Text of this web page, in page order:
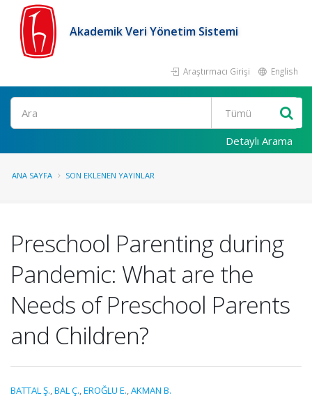
Akademik Veri Yönetim Sistemi
Araştırmacı Girişi English
Ara
Detaylı Arama
ANA SAYFA SON EKLENEN YAYINLAR
Preschool Parenting during
Pandemic: What are the
Needs of Preschool Parents
and Children?
BATTAL Ş.,BAL Ç.,EROĞLU E.,AKMAN B.